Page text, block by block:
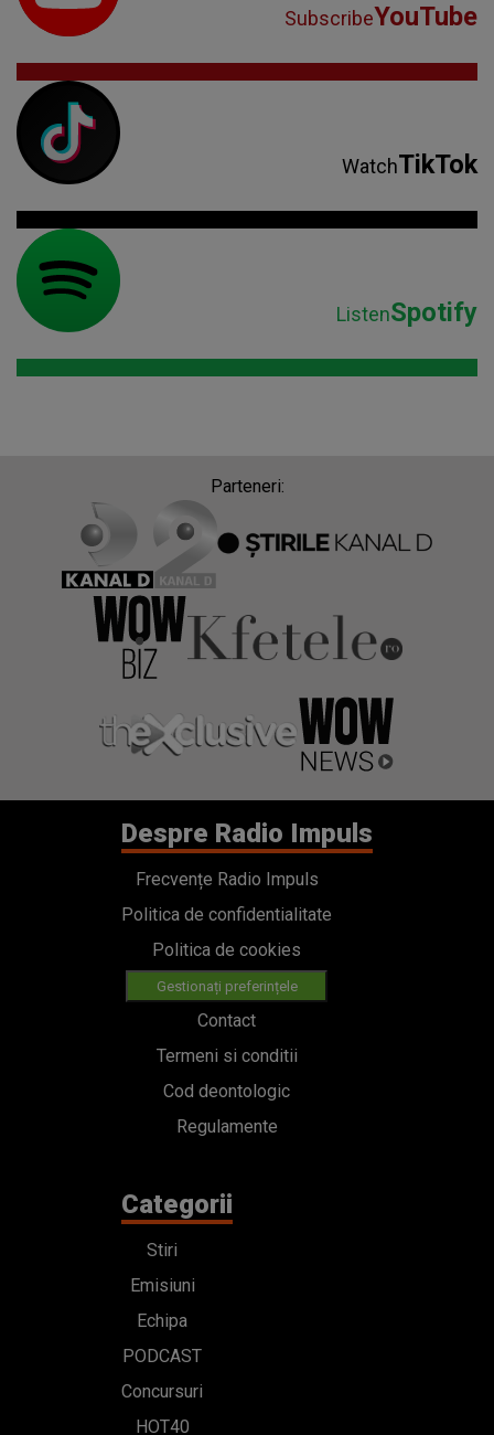
SubscribeYouTube
WatchTikTok
ListenSpotify
Parteneri:
Despre Radio Impuls
Frecvențe Radio Impuls
Politica de confidentialitate
Politica de cookies
Gestionați preferințele
Contact
Termeni si conditii
Cod deontologic
Regulamente
Categorii
Stiri
Emisiuni
Echipa
PODCAST
Concursuri
HOT40